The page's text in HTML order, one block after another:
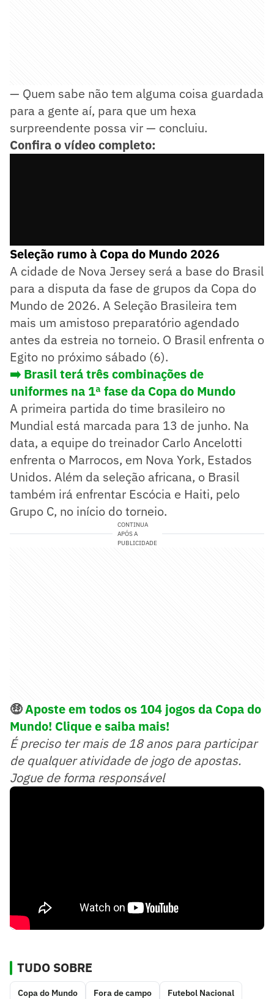
— Quem sabe não tem alguma coisa guardada
para a gente aí, para que um hexa
surpreendente possa vir — concluiu.
Confira o vídeo completo:
Seleção rumo à Copa do Mundo 2026
A cidade de Nova Jersey será a base do Brasil
para a disputa da fase de grupos da Copa do
Mundo de 2026. A Seleção Brasileira tem
mais um amistoso preparatório agendado
antes da estreia no torneio. O Brasil enfrenta o
Egito no próximo sábado (6).
➡️ Brasil terá três combinações de
uniformes na 1ª fase da Copa do Mundo
A primeira partida do time brasileiro no
Mundial está marcada para 13 de junho. Na
data, a equipe do treinador Carlo Ancelotti
enfrenta o Marrocos, em Nova York, Estados
Unidos. Além da seleção africana, o Brasil
também irá enfrentar Escócia e Haiti, pelo
Grupo C, no início do torneio.
CONTINUA
APÓS A
PUBLICIDADE
🤑Aposte em todos os 104 jogos da Copa do
Mundo! Clique e saiba mais!
É preciso ter mais de 18 anos para participar
de qualquer atividade de jogo de apostas.
Jogue de forma responsável
TUDO SOBRE
Copa do Mundo Fora de campo Futebol Nacional